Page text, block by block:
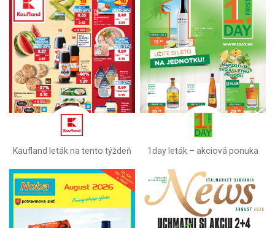
Kaufland leták na tento týždeň 1day leták – akciová ponuka